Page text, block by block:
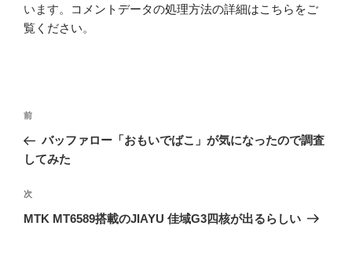
います。
コメントデータの処理方法の詳細はこちらをご
覧ください。
投
ナ
ゲ
ー
前
の
投
前
バッファロー「おもいでばこ」が気になったので調査
してみた
次
の
次
MTK MT6589搭載のJIAYU 佳域G3四核が出るらしい